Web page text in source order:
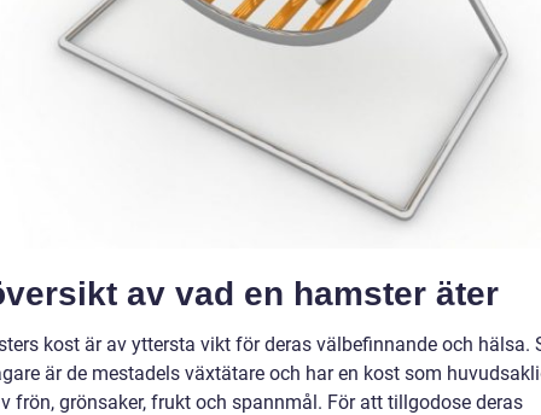
av vad en hamster äter
kost är av yttersta vikt för deras välbefinnande och hälsa.
är de mestadels växtätare och har en kost som
frön, grönsaker, frukt och spannmål. För att tillgodose deras